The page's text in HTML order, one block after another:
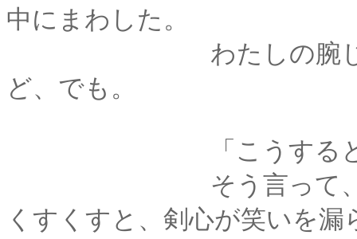
中にまわした。
わたしの腕じゃ、頼
ど、でも。
「こうすると、もっ
そう言って、ぴった
くすくすと、剣心が笑いを